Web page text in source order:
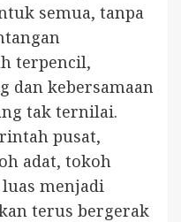
semua, tanpa
terpencil,
dan kebersamaan
tak ternilai.
pusat,
adat, tokoh
menjadi
terus bergerak